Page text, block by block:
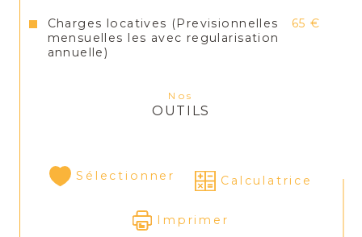
Charges locatives (Previsionnelles
mensuelles les avec regularisation
annuelle)
65 €
Nos
OUTILS
Sélectionner Calculatrice
Imprimer